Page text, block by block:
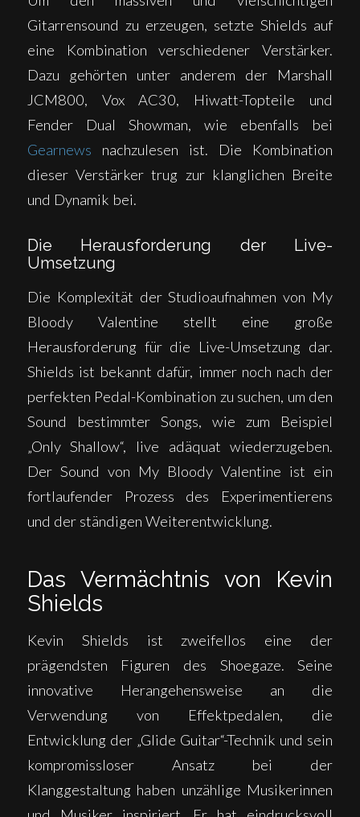
Gitarrensound zu erzeugen, setzte Shields auf
eine Kombination verschiedener Verstärker.
Dazu gehörten unter anderem der Marshall
JCM800, Vox AC30, Hiwatt-Topteile und
Fender Dual Showman, wie ebenfalls bei
Gearnews nachzulesen ist. Die Kombination
dieser Verstärker trug zur klanglichen Breite
und Dynamik bei.
Die Herausforderung der Live-
Umsetzung
Die Komplexität der Studioaufnahmen von My
Bloody Valentine stellt eine große
Herausforderung für die Live-Umsetzung dar.
Shields ist bekannt dafür, immer noch nach der
perfekten Pedal-Kombination zu suchen, um den
Sound bestimmter Songs, wie zum Beispiel
„Only Shallow“, live adäquat wiederzugeben.
Der Sound von My Bloody Valentine ist ein
fortlaufender Prozess des Experimentierens
und der ständigen Weiterentwicklung.
Das Vermächtnis von Kevin
Shields
Kevin Shields ist zweifellos eine der
prägendsten Figuren des Shoegaze. Seine
innovative Herangehensweise an die
Verwendung von Effektpedalen, die
Entwicklung der „Glide Guitar“-Technik und sein
kompromissloser Ansatz bei der
Klanggestaltung haben unzählige Musikerinnen